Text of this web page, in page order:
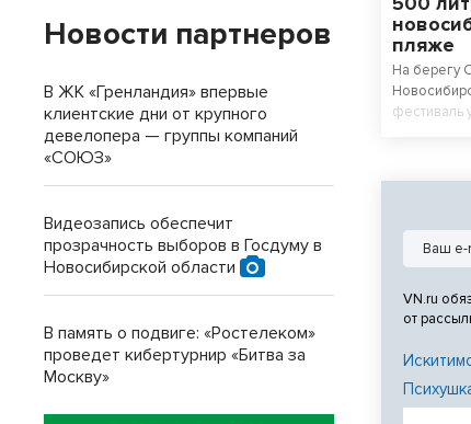
пляже
На берегу
фестиваль
не ушел
VN.ru
от
Новости партнеров
В ЖК «Гренландия» впервые
клиентские дни от крупного
девелопера — группы компаний
«СОЮЗ»
Видеозапись обеспечит
прозрачность выборов в Госдуму в
Новосибирской области
В память о подвиге: «Ростелеком»
проведет кибертурнир «Битва за
Москву»